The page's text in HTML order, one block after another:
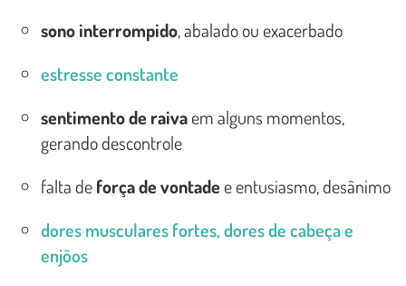
sono interrompido, abalado ou exacerbado
estresse constante
sentimento de raivaem alguns momentos,
gerando descontrole
falta deforça de vontade e entusiasmo, desânimo
dores musculares fortes, dores de cabeça e
enjôos